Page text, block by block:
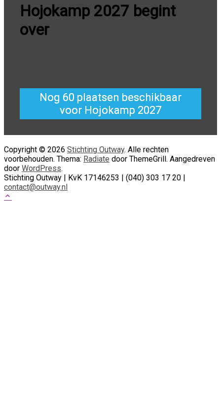
Hojokamp 2027 begint
over
Nog 60 plaatsen beschikbaar
voor Hojokamp 2027
Copyright © 2026 Stichting Outway. Alle rechten
voorbehouden. Thema: Radiate door ThemeGrill. Aangedreven
door WordPress.
Stichting Outway | KvK 17146253 | (040) 303 17 20 |
contact@outway.nl